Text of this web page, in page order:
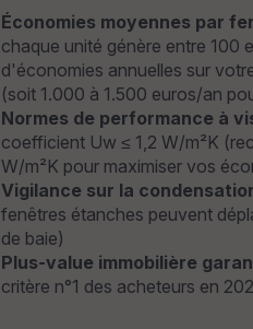
Économies moyennes par
chaque unité génère entre 100
d'économies annuelles sur
(soit 1.000 à 1.500 euros/an
Normes de performance à
coefficient Uw ≤ 1,2 W/m²K
W/m²K pour maximiser vos
Vigilance sur la
fenêtres étanches peuvent
de baie)
Plus-value immobilière
critère n°1 des acheteurs en